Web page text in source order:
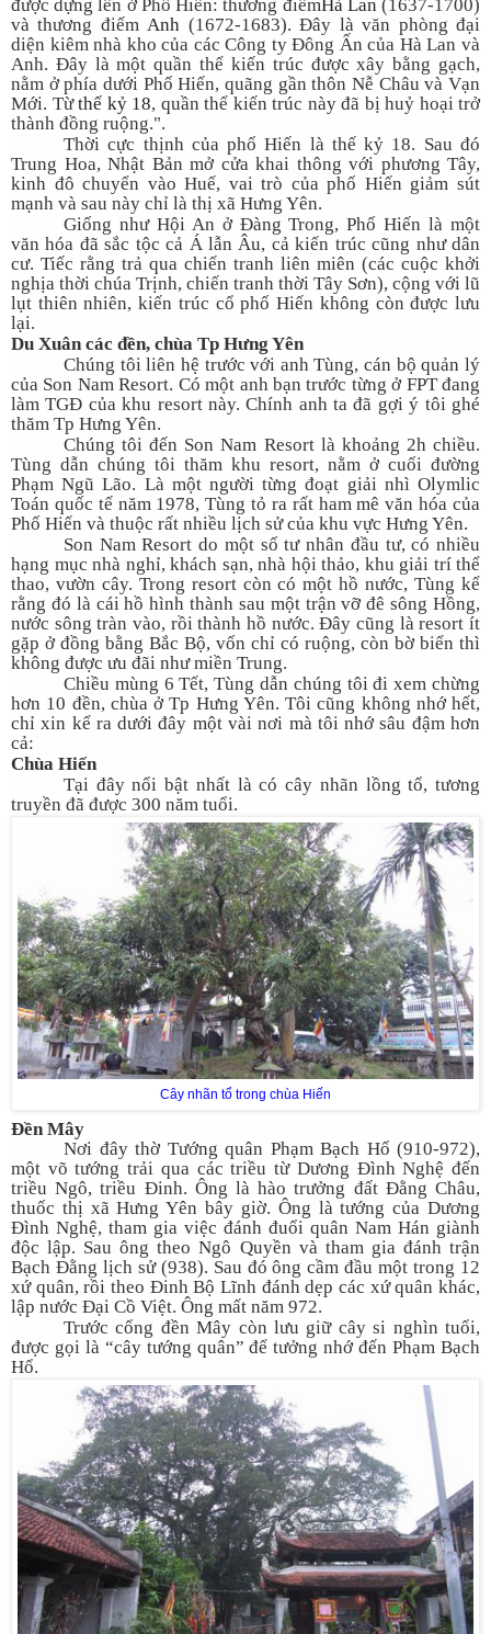
được dựng lên ở Phố Hiến: thương điếmHà Lan (1637-1700)
và thương điếm Anh (1672-1683). Đây là văn phòng đại
diện kiêm nhà kho của các Công ty Đông Ấn của Hà Lan và
Anh. Đây là một quần thể kiến trúc được xây bằng gạch,
nằm ở phía dưới Phố Hiến, quãng gần thôn Nễ Châu và Vạn
Mới. Từ thế kỷ 18, quần thể kiến trúc này đã bị huỷ hoại trở
thành đồng ruộng.".
Thời cực thịnh của phố Hiến là thế kỷ 18. Sau đó
Trung Hoa, Nhật Bản mở cửa khai thông với phương Tây,
kinh đô chuyển vào Huế, vai trò của phố Hiến giảm sút
mạnh và sau này chỉ là thị xã Hưng Yên.
Giống như Hội An ở Đàng Trong, Phố Hiến là một
văn hóa đã sắc tộc cả Á lẫn Âu, cả kiến trúc cũng như dân
cư. Tiếc rằng trả qua chiến tranh liên miên (các cuộc khởi
nghịa thời chúa Trịnh, chiến tranh thời Tây Sơn), cộng với lũ
lụt thiên nhiên, kiến trúc cổ phố Hiến không còn được lưu
lại.
Du Xuân các đền, chùa Tp Hưng Yên
Chúng tôi liên hệ trước với anh Tùng, cán bộ quản lý
của Son Nam Resort. Có một anh bạn trước từng ở FPT đang
làm TGĐ của khu resort này. Chính anh ta đã gợi ý tôi ghé
thăm Tp Hưng Yên.
Chúng tôi đến Son Nam Resort là khoảng 2h chiều.
Tùng dẫn chúng tôi thăm khu resort, nằm ở cuối đường
Phạm Ngũ Lão. Là một người từng đoạt giải nhì Olymlic
Toán quốc tế năm 1978, Tùng tỏ ra rất ham mê văn hóa của
Phố Hiến và thuộc rất nhiều lịch sử của khu vực Hưng Yên.
Son Nam Resort do một số tư nhân đầu tư, có nhiều
hạng mục nhà nghỉ, khách sạn, nhà hội thảo, khu giải trí thể
thao, vườn cây. Trong resort còn có một hồ nước, Tùng kể
rằng đó là cái hồ hình thành sau một trận vỡ đê sông Hồng,
nước sông tràn vào, rồi thành hồ nước. Đây cũng là resort ít
gặp ở đồng bằng Bắc Bộ, vốn chỉ có ruộng, còn bờ biển thì
không được ưu đãi như miền Trung.
Chiều mùng 6 Tết, Tùng dẫn chúng tôi đi xem chừng
hơn 10 đền, chùa ở Tp Hưng Yên. Tôi cũng không nhớ hết,
chỉ xin kể ra dưới đây một vài nơi mà tôi nhớ sâu đậm hơn
cả:
Chùa Hiến
Tại đây nổi bật nhất là có cây nhãn lồng tổ, tương
truyền đã được 300 năm tuổi.
Cây nhãn tổ trong chùa Hiến
Đền Mây
Nơi đây thờ Tướng quân Phạm Bạch Hổ (910-972),
một võ tướng trải qua các triều từ Dương Đình Nghệ đến
triều Ngô, triều Đinh. Ông là hào trưởng đất Đằng Châu,
thuốc thị xã Hưng Yên bây giờ. Ông là tướng của Dương
Đình Nghệ, tham gia việc đánh đuổi quân Nam Hán giành
độc lập. Sau ông theo Ngô Quyền và tham gia đánh trận
Bạch Đằng lịch sử (938). Sau đó ông cầm đầu một trong 12
xứ quân, rồi theo Đinh Bộ Lĩnh đánh dẹp các xứ quân khác,
lập nước Đại Cồ Việt. Ông mất năm 972.
Trước cổng đền Mây còn lưu giữ cây si nghìn tuổi,
được gọi là “cây tướng quân” để tưởng nhớ đến Phạm Bạch
Hổ.